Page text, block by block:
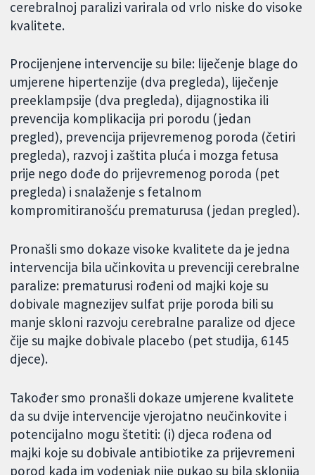
cerebralnoj paralizi varirala od vrlo niske do visoke
kvalitete.
Procijenjene intervencije su bile: liječenje blage do
umjerene hipertenzije (dva pregleda), liječenje
preeklampsije (dva pregleda), dijagnostika ili
prevencija komplikacija pri porodu (jedan
pregled), prevencija prijevremenog poroda (četiri
pregleda), razvoj i zaštita pluća i mozga fetusa
prije nego dođe do prijevremenog poroda (pet
pregleda) i snalaženje s fetalnom
kompromitiranošću prematurusa (jedan pregled).
Pronašli smo dokaze visoke kvalitete da je jedna
intervencija bila učinkovita u prevenciji cerebralne
paralize: prematurusi rođeni od majki koje su
dobivale magnezijev sulfat prije poroda bili su
manje skloni razvoju cerebralne paralize od djece
čije su majke dobivale placebo (pet studija, 6145
djece).
Također smo pronašli dokaze umjerene kvalitete
da su dvije intervencije vjerojatno neučinkovite i
potencijalno mogu štetiti: (i) djeca rođena od
majki koje su dobivale antibiotike za prijevremeni
porod kada im vodenjak nije pukao su bila sklonija